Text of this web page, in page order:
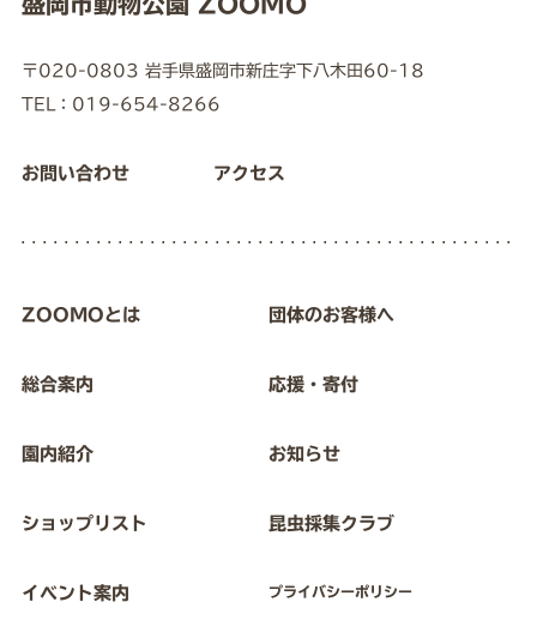
〒020-0803 岩手県盛岡市新庄字下八木田60-18
TEL：019-654-8266
お問い合わせ アクセス
ZOOMOとは
総合案内
園内紹介
ショップリスト
イベント案内
団体のお客様へ
応援・寄付
お知らせ
昆虫採集クラブ
プライバシーポリシー